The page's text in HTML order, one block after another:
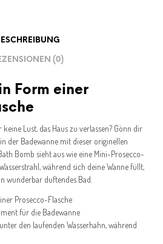
(0)
Form einer
Lust, das Haus zu verlassen? Gönn dir
der Badewanne mit dieser originellen
Bomb sieht aus wie eine Mini-Prosecco-
während sich deine Wanne füllt,
wunderbar duftendes Bad.
Prosecco-Flasche
für die Badewanne
den laufenden Wasserhahn, während